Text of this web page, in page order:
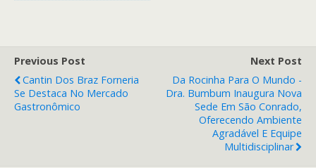
Previous Post
Cantin Dos Braz Forneria
Se Destaca No Mercado
Gastronômico
Next Post
Da Rocinha Para O Mundo -
Dra. Bumbum Inaugura Nova
Sede Em São Conrado,
Oferecendo Ambiente
Agradável E Equipe
Multidisciplinar